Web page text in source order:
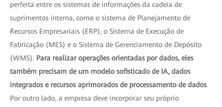
perfeita entre os sistemas de informações da cadeia de
suprimentos interna, como o sistema de Planejamento de
Recursos Empresariais (ERP), o Sistema de Execução de
Fabricação (MES) e o Sistema de Gerenciamento de Depósito
(WMS). Para realizar operações orientadas por dados, eles
também precisam de um modelo sofisticado de IA, dados
integrados e recursos aprimorados de processamento de dados.
Por outro lado, a empresa deve incorporar seu próprio